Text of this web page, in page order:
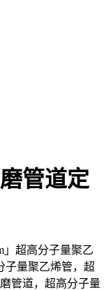
管道定
」超高分子量聚乙
子量聚乙烯管，超
管道，超高分子量